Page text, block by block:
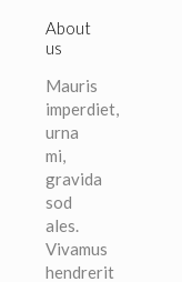
About
us
Mauris
imperdiet,
urna
mi,
gravida
sod
ales.
Vivamus
hendrerit